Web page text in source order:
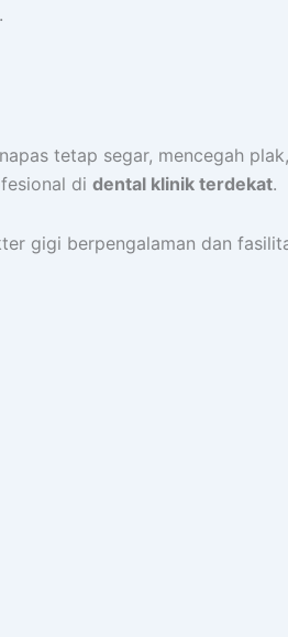
tetap segar, mencegah
di dental klinik terdekat.
gigi berpengalaman dan